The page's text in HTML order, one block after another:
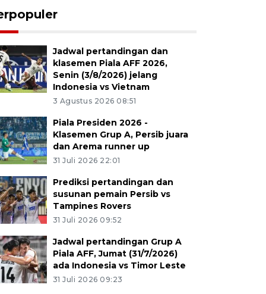
Jadwal pertandingan dan
klasemen Piala AFF 2026,
Senin (3/8/2026) jelang
Indonesia vs Vietnam
3 Agustus 2026 08:51
Piala Presiden 2026 -
Klasemen Grup A, Persib juara
dan Arema runner up
31 Juli 2026 22:01
Prediksi pertandingan dan
susunan pemain Persib vs
Tampines Rovers
31 Juli 2026 09:52
Jadwal pertandingan Grup A
Piala AFF, Jumat (31/7/2026)
ada Indonesia vs Timor Leste
31 Juli 2026 09:23